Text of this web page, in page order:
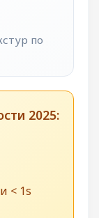
по
2025:
< 1s